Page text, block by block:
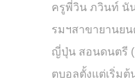
ครูพี่วิน ภวินท์ นั
รมฯสาขายานย
ญี่ปุ่น สอนดนตรี
ตบอลตั้งแต่เริ่ม